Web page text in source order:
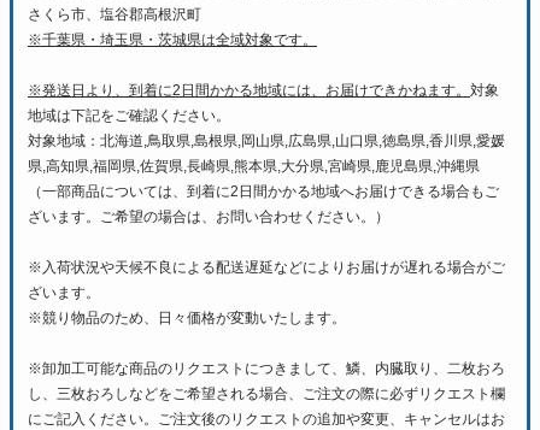
さくら市、塩谷郡高根沢町
※千葉県・埼玉県・茨城県は全域対象です。
※発送日より、到着に2日間かかる地域には、お届けできかねます。 対象
地域は下記をご確認ください。
対象地域：北海道,鳥取県,島根県,岡山県,広島県,山口県,徳島県,香川県,愛媛
県,高知県,福岡県,佐賀県,長崎県,熊本県,大分県,宮崎県,鹿児島県,沖縄県
（一部商品については、到着に2日間かかる地域へお届けできる場合もご
ざいます。ご希望の場合は、お問い合わせください。）
※入荷状況や天候不良による配送遅延などによりお届けが遅れる場合がご
ざいます。
※競り物品のため、日々価格が変動いたします。
※卸加工可能な商品のリクエストにつきまして、鱗、内臓取り、二枚おろ
し、三枚おろしなどをご希望される場合、ご注文の際に必ずリクエスト欄
にご記入ください。ご注文後のリクエストの追加や変更、キャンセルはお